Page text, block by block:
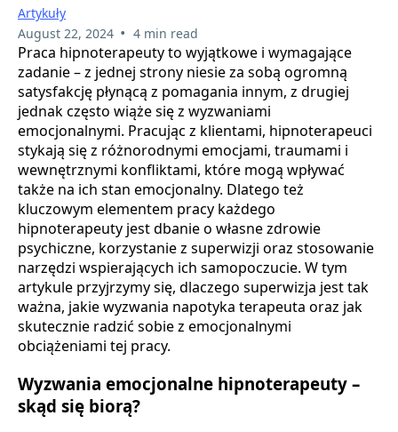
Artykuły
August 22, 2024 • 4 min read
Praca hipnoterapeuty to wyjątkowe i wymagające
zadanie – z jednej strony niesie za sobą ogromną
satysfakcję płynącą z pomagania innym, z drugiej
jednak często wiąże się z wyzwaniami
emocjonalnymi. Pracując z klientami, hipnoterapeuci
stykają się z różnorodnymi emocjami, traumami i
wewnętrznymi konfliktami, które mogą wpływać
także na ich stan emocjonalny. Dlatego też
kluczowym elementem pracy każdego
hipnoterapeuty jest dbanie o własne zdrowie
psychiczne, korzystanie z superwizji oraz stosowanie
narzędzi wspierających ich samopoczucie. W tym
artykule przyjrzymy się, dlaczego superwizja jest tak
ważna, jakie wyzwania napotyka terapeuta oraz jak
skutecznie radzić sobie z emocjonalnymi
obciążeniami tej pracy.
Wyzwania emocjonalne hipnoterapeuty –
skąd się biorą?